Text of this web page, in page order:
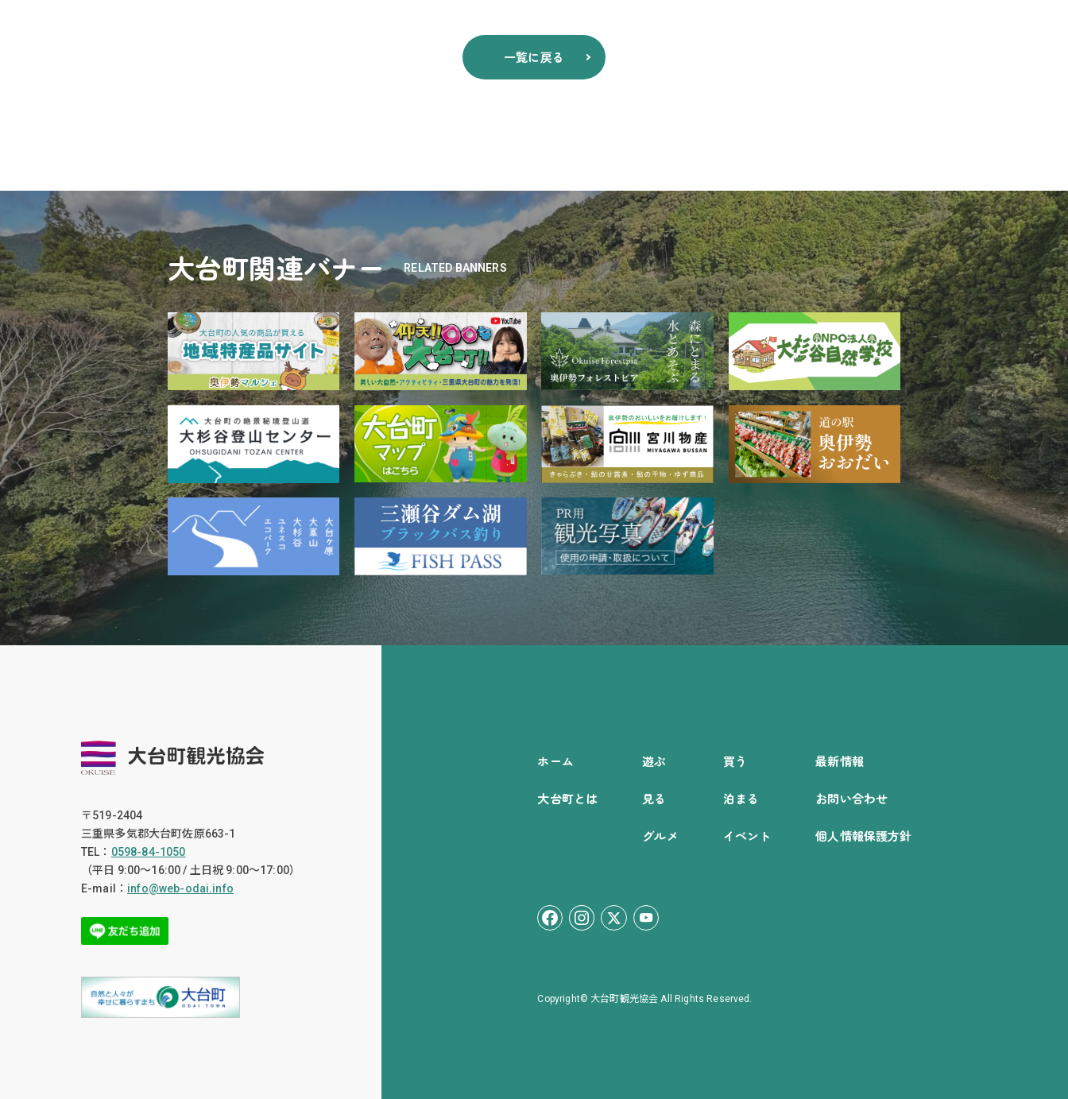
一覧に戻る
大台町関連バナー RELATED BANNERS
〒519-2404
三重県多気郡大台町佐原663-1
TEL： 0598-84-1050
（平日 9:00〜16:00 / 土日祝 9:00〜17:00）
E-mail： info@web-odai.info
ホーム
大台町とは
遊ぶ
見る
グルメ
買う
泊まる
イベント
最新情報
お問い合わせ
個人情報保護方針
Copyright© 大台町観光協会 All Rights Reserved.